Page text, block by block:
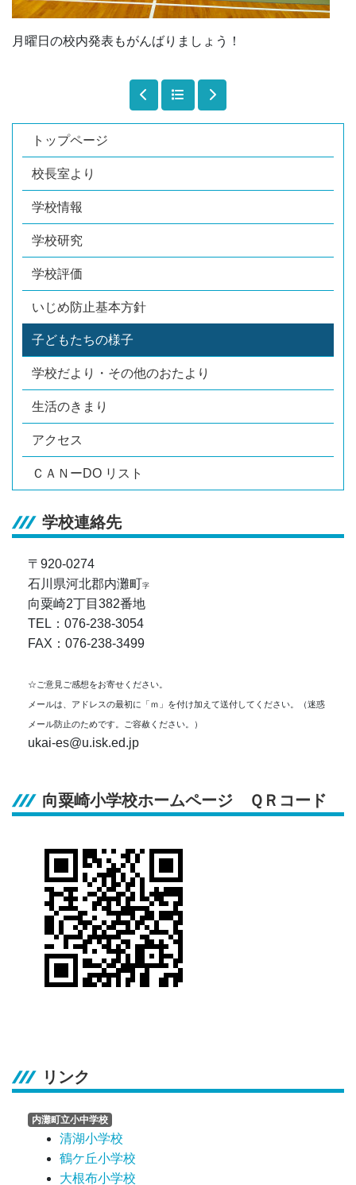
トップページ
校長室より
学校情報
学校研究
学校評価
いじめ防止基本方針
子どもたちの様子
学校だより・その他のおたより
生活のきまり
アクセス
ＣＡＮーDO リスト
学校連絡先
〒920-0274
石川県河北郡内灘町字
向粟崎2丁目382番地
TEL：076-238-3054
FAX：076-238-3499
☆ご意見ご感想をお寄せください。
メールは、アドレスの最初に「ｍ」を付け加えて送付してください。（迷惑
メール防止のためです。ご容赦ください。）
ukai-es@u.isk.ed.jp
向粟崎小学校ホームページ ＱＲコード
月曜日の校内発表もがんばりましょう！
リンク
内灘町立小中学校
清湖小学校
鶴ケ丘小学校
大根布小学校